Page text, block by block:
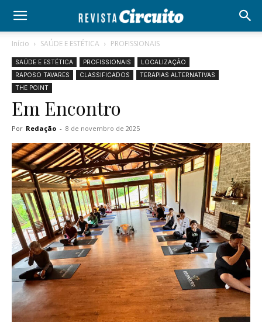
Início SAÚDE E ESTÉTICA PROFISSIONAIS
SAÚDE E ESTÉTICA PROFISSIONAIS
LOCALIZAÇÃO
RAPOSO TAVARES
CLASSIFICADOS
TERAPIAS ALTERNATIVAS
THE POINT
Em Encontro
Por Redação - 8 de novembro de 2025